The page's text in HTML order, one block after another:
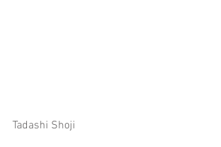
Tadashi Shoji